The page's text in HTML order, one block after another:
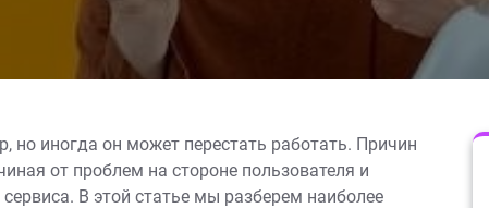
но иногда он может перестать работать. Причин
от проблем на стороне пользователя и
В этой статье мы разберем наиболее